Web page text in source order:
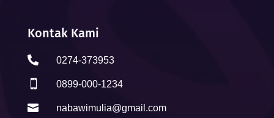
Kontak Kami
 0274-373953
 0899-000-1234
 nabawimulia@gmail.com